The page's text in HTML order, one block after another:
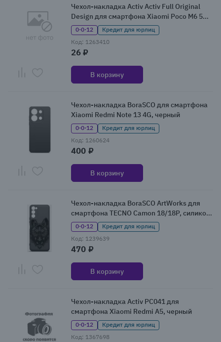
Чехол-накладка Activ Activ Full Original
Design для смартфона Xiaomi Poco M6 5G /
Redmi 13C 5G, фиолетовый
0·0·12
Кредит для юрлиц
Код: 1263410
26 ₽
В корзину
Чехол-накладка BoraSCO для смартфона
Xiaomi Redmi Note 13 4G, черный
0·0·12
Кредит для юрлиц
Код: 1260624
400 ₽
В корзину
Чехол-накладка BoraSCO ArtWorks для
смартфона TECNO Camon 18/18P, силикон,
принт
0·0·12
Кредит для юрлиц
Код: 1239639
470 ₽
В корзину
Чехол-накладка Activ PC041 для
смартфона Xiaomi Redmi A5, черный
0·0·12
Кредит для юрлиц
Код: 1367698